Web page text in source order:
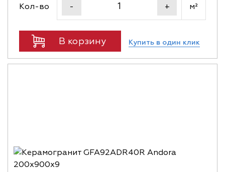
Кол-во - + м²
В корзину Купить в один клик